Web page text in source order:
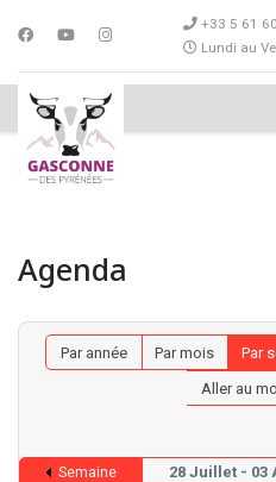
+33 5 61
Lundi au
Agenda
Par année Par mois Par
Aller au
Semaine
28 Juillet - 03